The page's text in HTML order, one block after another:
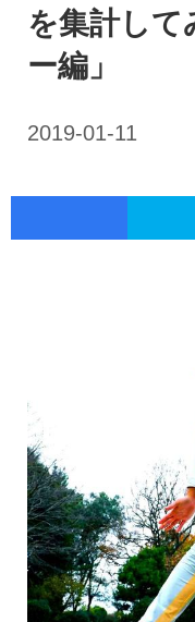
を集計して
ー編」